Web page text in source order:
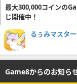
最大300,000コインの
じ開催中！
るぅみマスター
Game8からのお知ら